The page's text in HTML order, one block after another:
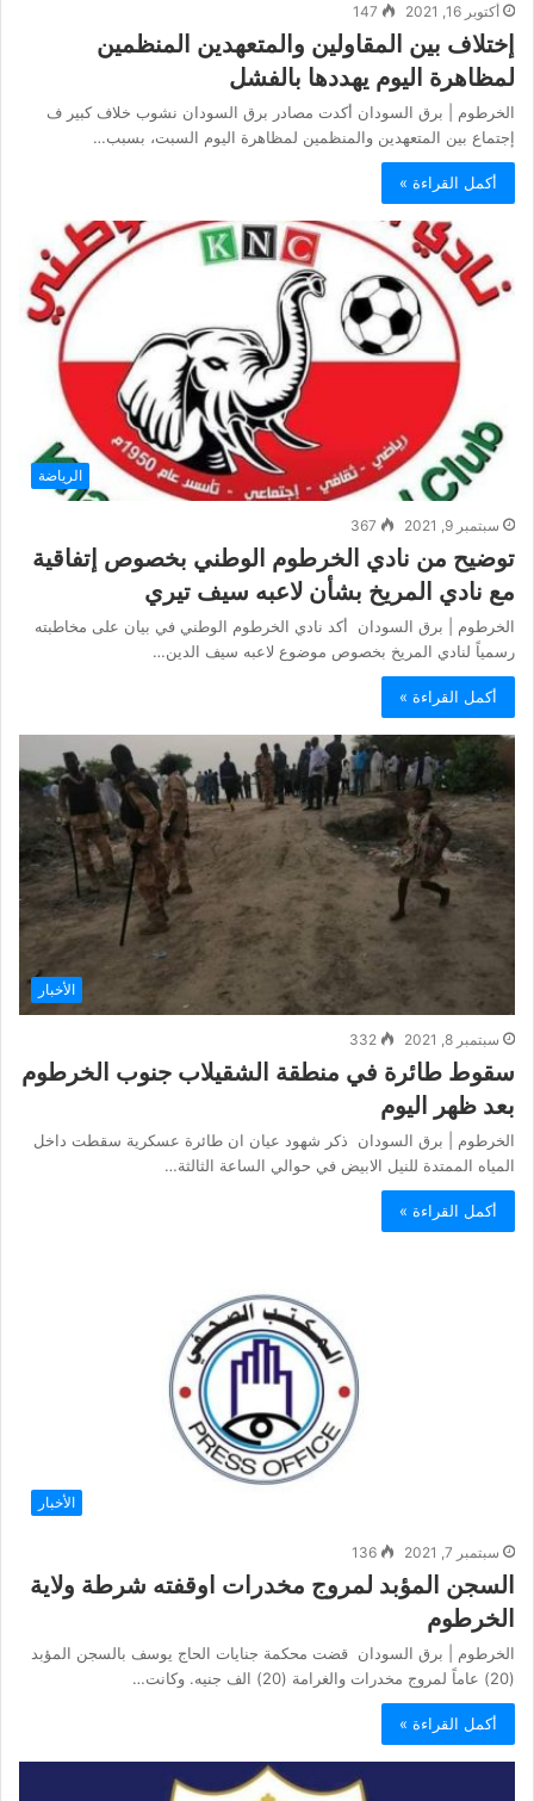
أكتوبر 16, 2021 147
إختلاف بين المقاولين والمتعهدين المنظمين
لمظاهرة اليوم يهددها بالفشل
الخرطوم | برق السودان أكدت مصادر برق السودان نشوب خلاف كبير ف
إجتماع بين المتعهدين والمنظمين لمظاهرة اليوم السبت، بسبب…
أكمل القراءة »
الرياضة
سبتمبر 9, 2021 367
توضيح من نادي الخرطوم الوطني بخصوص إتفاقية
مع نادي المريخ بشأن لاعبه سيف تيري
الخرطوم | برق السودان أكد نادي الخرطوم الوطني في بيان على مخاطبته
رسمياً لنادي المريخ بخصوص موضوع لاعبه سيف الدين…
أكمل القراءة »
الأخبار
سبتمبر 8, 2021 332
سقوط طائرة في منطقة الشقيلاب جنوب الخرطوم
بعد ظهر اليوم
الخرطوم | برق السودان ذكر شهود عيان ان طائرة عسكرية سقطت داخل
المياه الممتدة للنيل الابيض في حوالي الساعة الثالثة…
أكمل القراءة »
الأخبار
سبتمبر 7, 2021 136
السجن المؤبد لمروج مخدرات اوقفته شرطة ولاية
الخرطوم
الخرطوم | برق السودان قضت محكمة جنايات الحاج يوسف بالسجن المؤبد
(20) عاماً لمروج مخدرات والغرامة (20) الف جنيه. وكانت…
أكمل القراءة »